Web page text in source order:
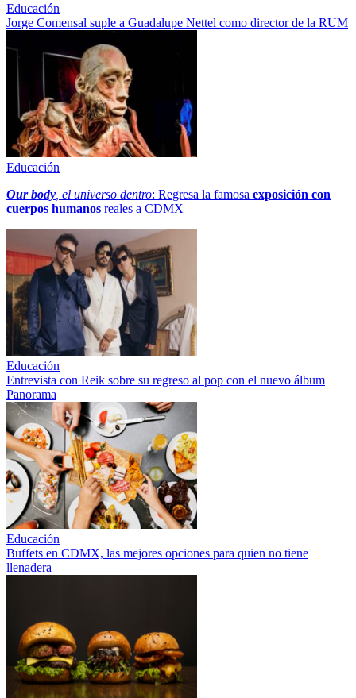
Educación
Jorge Comensal suple a Guadalupe Nettel como director de la RUM
Educación
Our body , el universo dentro: Regresa la famosa exposición con
cuerpos humanos reales a CDMX
Educación
Entrevista con Reik sobre su regreso al pop con el nuevo álbum
Panorama
Educación
Buffets en CDMX, las mejores opciones para quien no tiene
llenadera